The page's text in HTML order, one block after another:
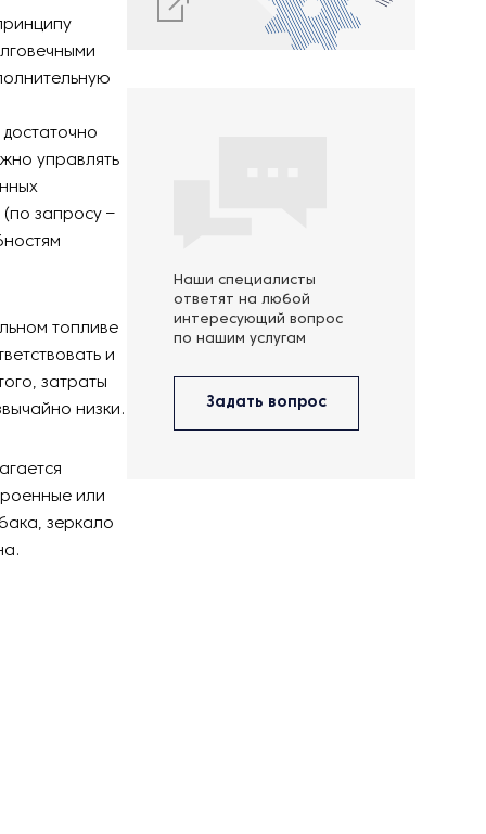
управлять
запросу –
топливе
и
затраты
низки.
или
зеркало
Наши специалисты
ответят на любой
интересующий вопрос
по нашим услугам
Задать вопрос